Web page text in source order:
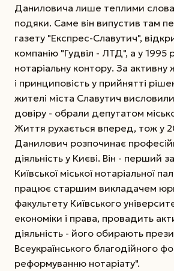
Даниловича лише теплими
подяки. Саме він випустив там
газету "Експрес-Славутич",
компанію "Гудвіл - ЛТД", а у 1995
нотаріальну контору. За
і принциповість у прийнятті
жителі міста Славутич
довіру - обрали депутатом
Життя рухається вперед, тож у
Данилович розпочинає
діяльність у Києві. Він - перший
Київської міської нотаріальної
працює старшим викладачем
факультету Київського
економіки і права, провадить
діяльність - його обирають
Всеукраїнського благодійного
реформуванню нотаріату".